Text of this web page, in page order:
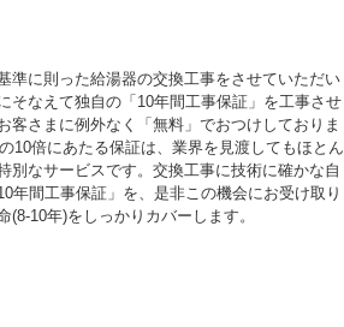
準に則った給湯器の交換工事をさせていただい
そなえて独自の「10年間工事保証」を工事させ
客さまに例外なく「無料」でおつけしておりま
10倍にあたる保証は、業界を見渡してもほとん
別なサービスです。交換工事に技術に確かな自
年間工事保証」を、是非この機会にお受け取り
(8-10年)をしっかりカバーします。